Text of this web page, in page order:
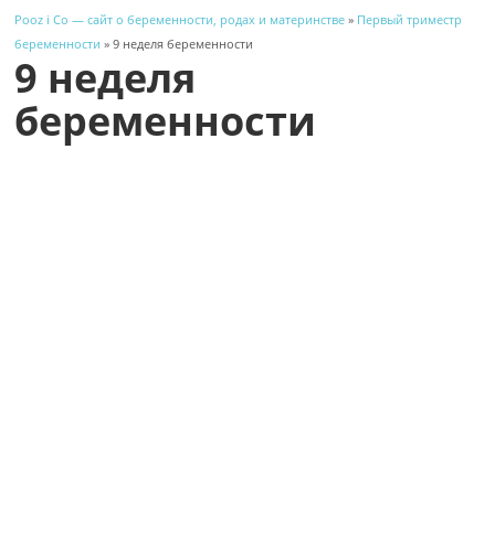
Pooz i Co — сайт о беременности, родах и материнстве » Первый триместр
беременности » 9 неделя беременности
9 неделя
беременности